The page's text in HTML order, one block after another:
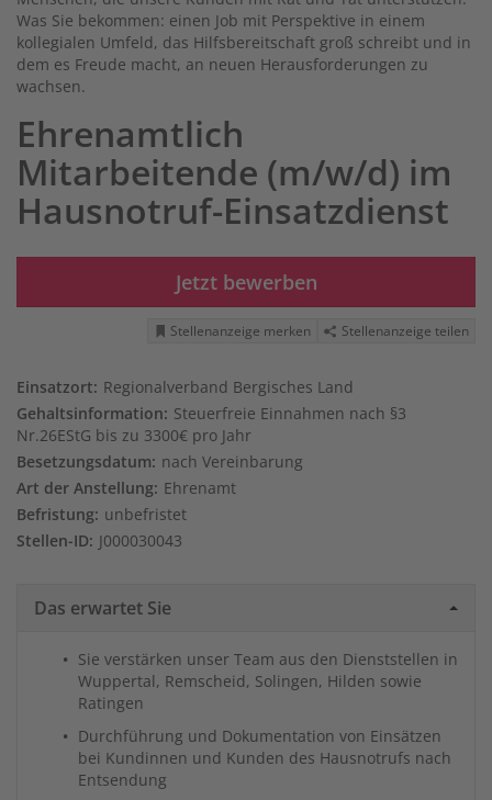
Was Sie bekommen: einen Job mit Perspektive in einem
kollegialen Umfeld, das Hilfsbereitschaft groß schreibt und in
dem es Freude macht, an neuen Herausforderungen zu
wachsen.
Ehrenamtlich
Mitarbeitende (m/w/d) im
Hausnotruf-Einsatzdienst
Jetzt bewerben
Stellenanzeige merken Stellenanzeige teilen
Einsatzort: Regionalverband Bergisches Land
Gehaltsinformation: Steuerfreie Einnahmen nach §3
Nr.26EStG bis zu 3300€ pro Jahr
Besetzungsdatum: nach Vereinbarung
Art der Anstellung: Ehrenamt
Befristung: unbefristet
Stellen-ID: J000030043
Das erwartet Sie
Sie verstärken unser Team aus den Dienststellen in
Wuppertal, Remscheid, Solingen, Hilden sowie
Ratingen
Durchführung und Dokumentation von Einsätzen
bei Kundinnen und Kunden des Hausnotrufs nach
Entsendung